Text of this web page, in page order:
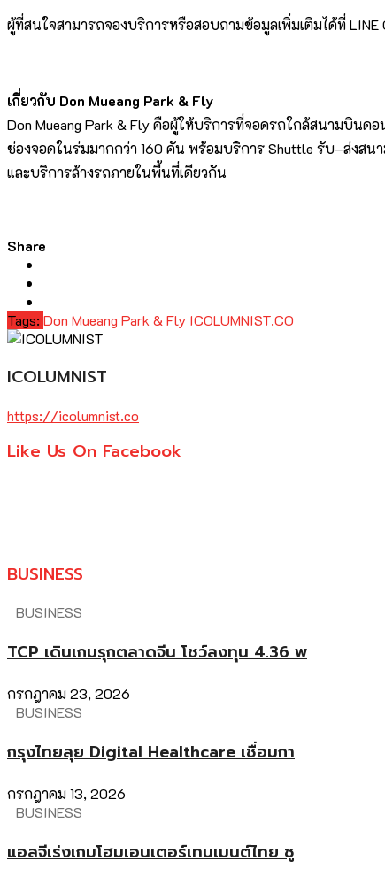
ผู้ที่สนใจสามารถจองบริการหรือสอบถามข้อมูลเพิ่มเติมได้ที่
เกี่ยวกับ Don Mueang Park & Fly
Don Mueang Park & Fly คือผู้ให้บริการที่จอดรถใกล้สนามบินด
ช่องจอดในร่มมากกว่า 160 คัน พร้อมบริการ Shuttle รับ–ส่งสน
และบริการล้างรถภายในพื้นที่เดียวกัน
Share
Tags: Don Mueang Park & Fly ICOLUMNIST.CO
ICOLUMNIST
https://icolumnist.co
Like Us On Facebook
BUSINESS
BUSINESS
TCP เดินเกมรุกตลาดจีน โชว์ลงทุน 4.36 พ
กรกฎาคม 23, 2026
BUSINESS
กรุงไทยลุย Digital Healthcare เชื่อมกา
กรกฎาคม 13, 2026
BUSINESS
แอลจีเร่งเกมโฮมเอนเตอร์เทนเมนต์ไทย ชู